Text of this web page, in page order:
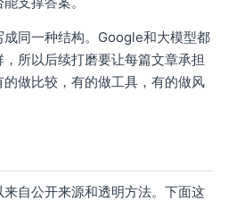
同一种结构。Google和大模型都
所以后续打磨要让每篇文章承担
做比较，有的做工具，有的做风
自公开来源和透明方法。下面这